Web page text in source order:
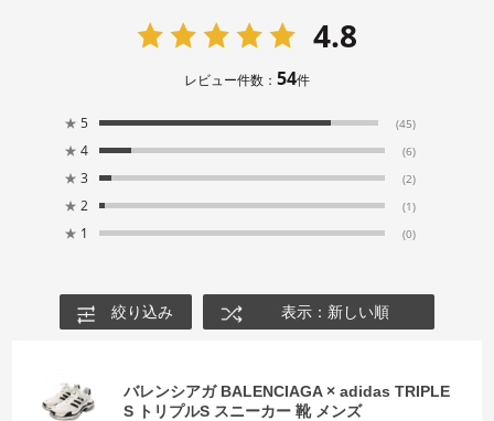
4.8
レビュー件数： 54件
★ 5 (45)
★ 4 (6)
★ 3 (2)
★ 2 (1)
★ 1 (0)
絞り込み 表示：新しい順
バレンシアガ BALENCIAGA × adidas TRIPLE
S トリプルS スニーカー 靴 メンズ